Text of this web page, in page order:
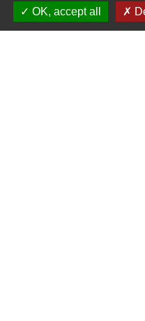
Signaler
OK, accept all